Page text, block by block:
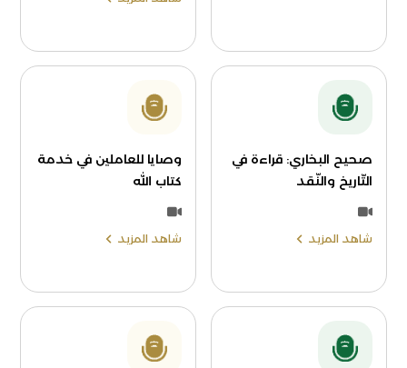
صحيح البخاري: قراءة في
التّاريخ والنّقد
شاهد المزيد
وصايا للعاملين في خدمة
كتاب الله
شاهد المزيد